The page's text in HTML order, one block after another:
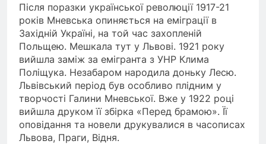
Після поразки української революції 1917-21
років Мневська опиняється на еміграції в
Західній Україні, на той час захопленій
Польщею. Мешкала тут у Львові. 1921 року
вийшла заміж за емігранта з УНР Клима
Поліщука. Незабаром народила доньку Лесю.
Львівський період був особливо плідним у
творчості Галини Мневської. Вже у 1922 році
вийшла друком її збірка «Перед брамою». Її
оповідання та новели друкувалися в часописах
Львова, Праги, Відня.